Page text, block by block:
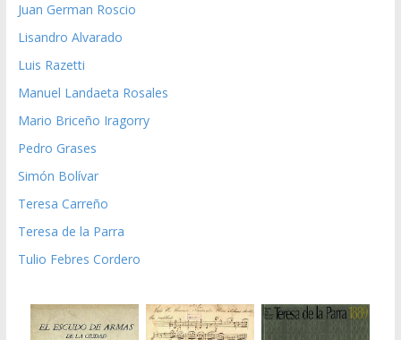
Juan German Roscio
Lisandro Alvarado
Luis Razetti
Manuel Landaeta Rosales
Mario Briceño Iragorry
Pedro Grases
Simón Bolívar
Teresa Carreño
Teresa de la Parra
Tulio Febres Cordero